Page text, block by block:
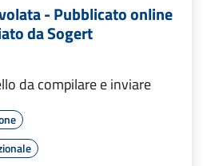
- Pubblicato online
da Sogert
da compilare e inviare